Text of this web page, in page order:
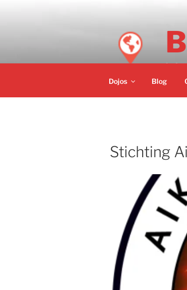
Dojos Blog
Stichting